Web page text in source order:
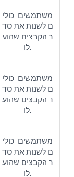
משתמשים יכולי
ם לשנות את סד
ר הקבצים שהוע
לו.
משתמשים יכולי
ם לשנות את סד
ר הקבצים שהוע
לו.
משתמשים יכולי
ם לשנות את סד
ר הקבצים שהוע
לו.